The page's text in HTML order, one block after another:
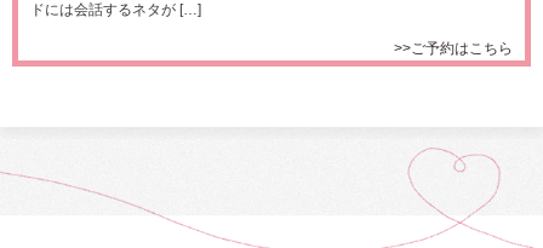
ドには会話するネタが […]
>>ご予約はこちら